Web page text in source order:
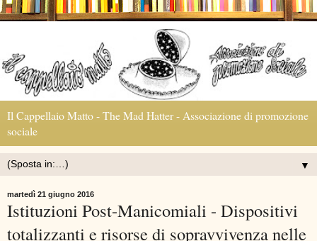
Il Cappellaio Matto - The Mad Hatter - Associazione di promozione
sociale
▼
martedì 21 giugno 2016
Istituzioni Post-Manicomiali - Dispositivi
totalizzanti e risorse di sopravvivenza nelle